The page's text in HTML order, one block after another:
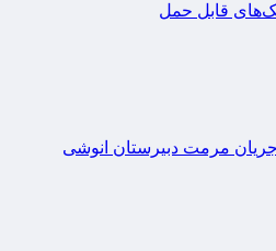
قابل حمل
مرمت دبیرستان انوشی